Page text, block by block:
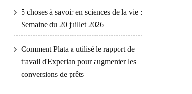
5 choses à savoir en sciences de la vie :
Semaine du 20 juillet 2026
Comment Plata a utilisé le rapport de
travail d'Experian pour augmenter les
conversions de prêts